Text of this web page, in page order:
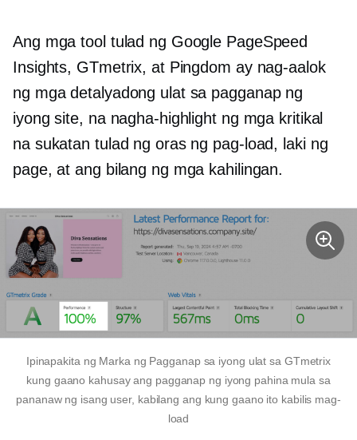
Ang mga tool tulad ng Google PageSpeed ​​​​
Insights, GTmetrix, at Pingdom ay nag-aalok
ng mga detalyadong ulat sa pagganap ng
iyong site, na nagha-highlight ng mga kritikal
na sukatan tulad ng oras ng pag-load, laki ng
page, at ang bilang ng mga kahilingan.
Ipinapakita ng Marka ng Pagganap sa iyong ulat sa GTmetrix
kung gaano kahusay ang pagganap ng iyong pahina mula sa
pananaw ng isang user, kabilang ang kung gaano ito kabilis mag-
load